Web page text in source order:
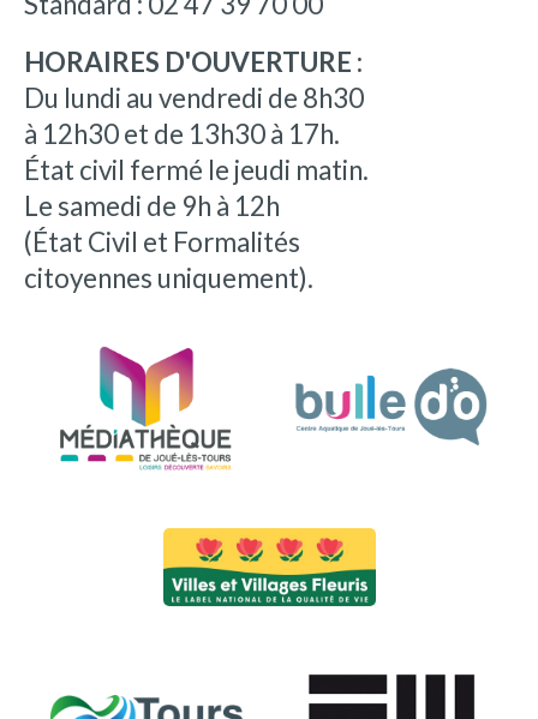
HORAIRES D'OUVERTURE :
Du lundi au vendredi de 8h30
à 12h30 et de 13h30 à 17h.
État civil fermé le jeudi matin.
Le samedi de 9h à 12h
(État Civil et Formalités
citoyennes uniquement).